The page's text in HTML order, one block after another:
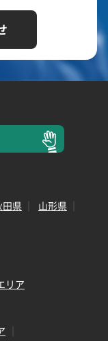
田県
山形県
リア